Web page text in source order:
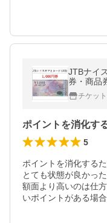
JTBナイ
券・商品
引）チケッ
5
ポイントを消化する
とても状態が良かっ
額面より高いのは仕
いポイントがある場